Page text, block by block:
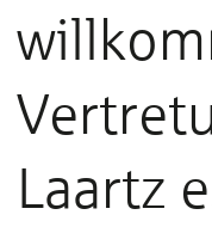
Laartz